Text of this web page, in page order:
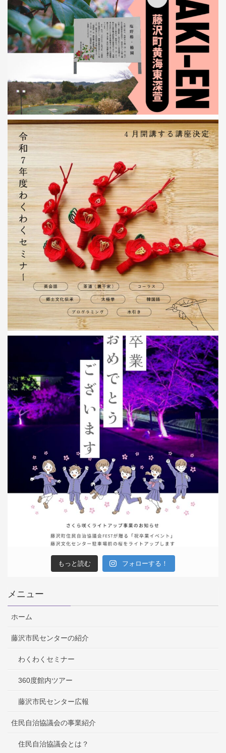
もっと読む フォローする！
メニュー
ホーム
藤沢市民センターの紹介
わくわくセミナー
360度館内ツアー
藤沢市民センター広報
住民自治協議会の事業紹介
住民自治協議会とは？